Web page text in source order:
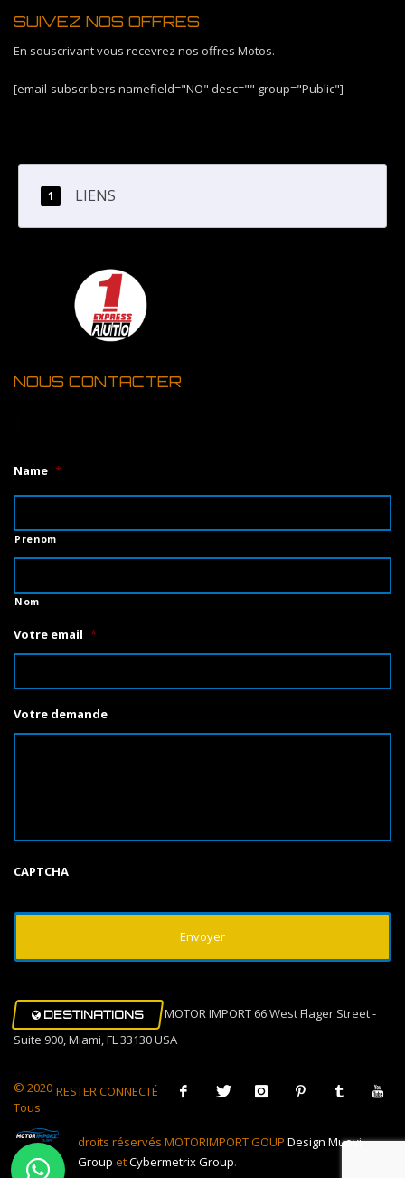
SUIVEZ NOS OFFRES
En souscrivant vous recevrez nos offres Motos.
[email-subscribers namefield="NO" desc="" group="Public"]
LIENS
NOUS CONTACTER
Name *
Prenom
Nom
Votre email *
Votre demande
CAPTCHA
DESTINATIONS
MOTOR IMPORT 66 West Flager Street -
Suite 900, Miami, FL 33130 USA
RESTER CONNECTÉ
© 2020
Tous
droits réservés MOTORIMPORT GOUP Design Muovi
Group etCybermetrix Group.